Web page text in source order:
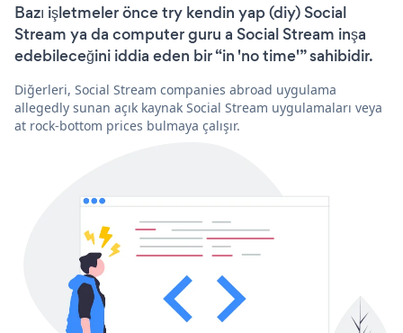
Bazı işletmeler önce try kendin yap (diy) Social
Stream ya da computer guru a Social Stream inşa
edebileceğini iddia eden bir “in 'no time'” sahibidir.
Diğerleri, Social Stream companies abroad uygulama
allegedly sunan açık kaynak Social Stream uygulamaları veya
at rock-bottom prices bulmaya çalışır.